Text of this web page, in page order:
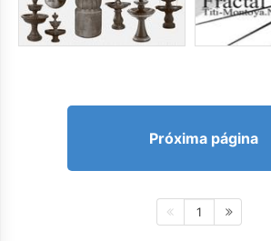
Próxima página
1